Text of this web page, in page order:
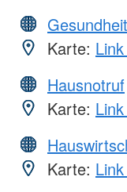
Karte:
Hausnotruf
Karte:
Karte: